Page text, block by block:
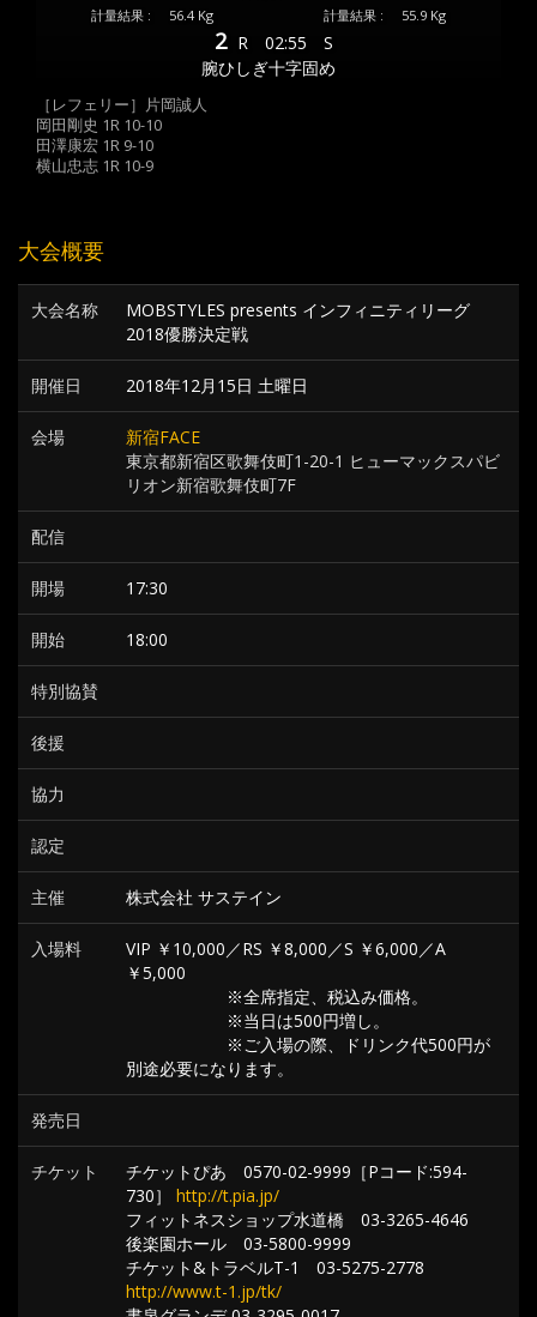
計量結果 : 56.4 Kg 計量結果 : 55.9 Kg
2 R 02:55
S
腕ひしぎ十字固め
［レフェリー］片岡誠人
岡田剛史 1R 10-10
田澤康宏 1R 9-10
横山忠志 1R 10-9
大会概要
大会名称
MOBSTYLES presents インフィニティリーグ
2018優勝決定戦
開催日 2018年12月15日 土曜日
会場
新宿FACE
東京都新宿区歌舞伎町1-20-1 ヒューマックスパビ
リオン新宿歌舞伎町7F
配信
開場 17:30
開始 18:00
特別協賛
後援
協力
認定
主催 株式会社 サステイン
入場料
VIP ￥10,000／RS ￥8,000／S ￥6,000／A
￥5,000
※全席指定、税込み価格。
※当日は500円増し。
※ご入場の際、ドリンク代500円が
別途必要になります。
発売日
チケット
チケットぴあ 0570-02-9999［Pコード:594-
730］http://t.pia.jp/
フィットネスショップ水道橋 03-3265-4646
後楽園ホール 03-5800-9999
チケット&トラベルT-1 03-5275-2778
http://www.t-1.jp/tk/